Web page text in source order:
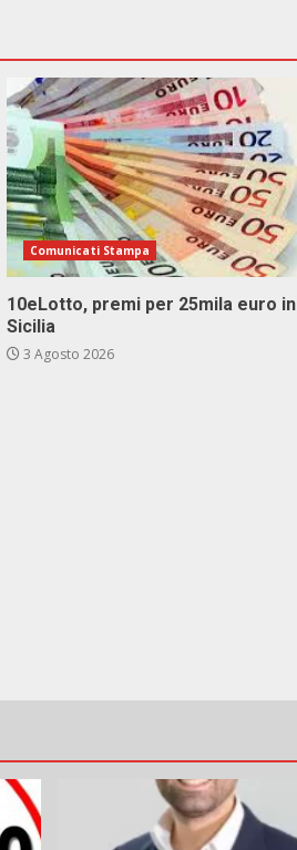
Comunicati Stampa
10eLotto, premi per 25mila euro in
Sicilia
3 Agosto 2026